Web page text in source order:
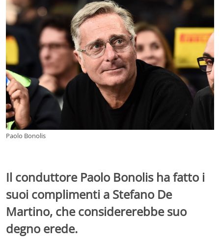
Paolo Bonolis
Il conduttore Paolo Bonolis ha fatto i
suoi complimenti a Stefano De
Martino, che considererebbe suo
degno erede.